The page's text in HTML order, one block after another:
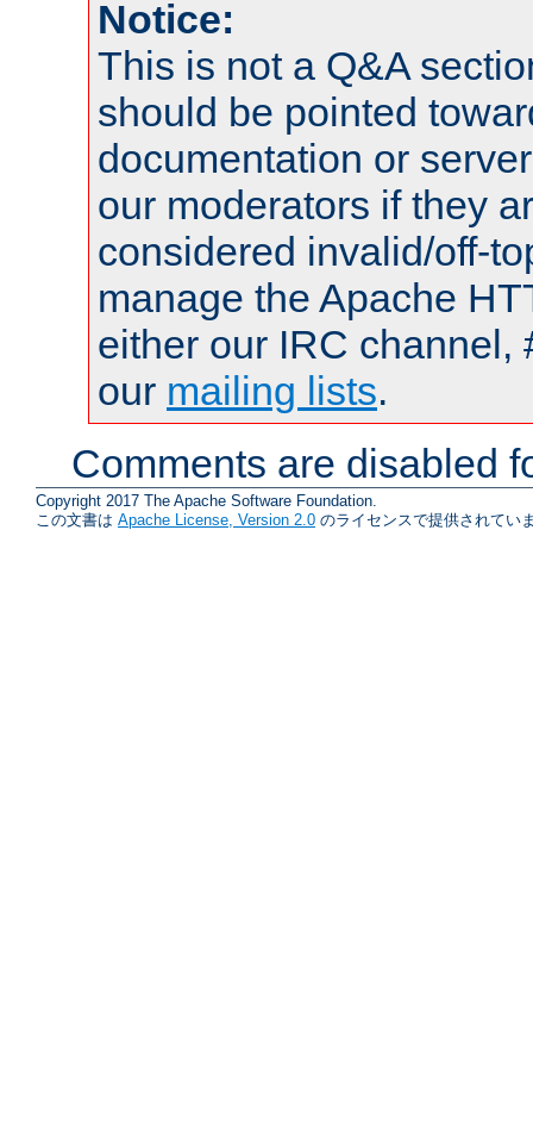
Notice:
This is not a Q&A
should be pointed
documentation or
our moderators if they
considered invalid/off-
manage the Apache
either our IRC channel,
our mailing lists.
Comments are disabled
Copyright 2017 The Apache Software Foundation.
この文書は Apache License, Version 2.0 のライセンスで提供されてい